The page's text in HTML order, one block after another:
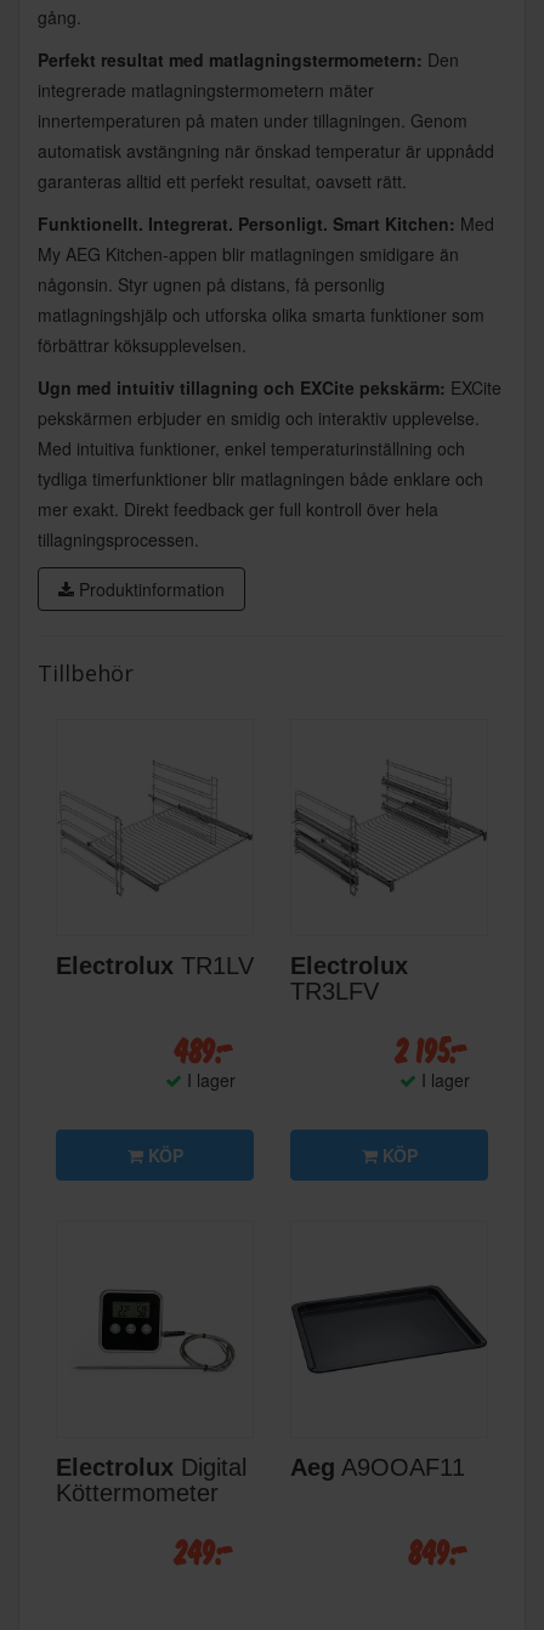
gång.
Perfekt resultat med matlagningstermometern: Den
integrerade matlagningstermometern mäter
innertemperaturen på maten under tillagningen. Genom
automatisk avstängning när önskad temperatur är uppnådd
garanteras alltid ett perfekt resultat, oavsett rätt.
Funktionellt. Integrerat. Personligt. Smart Kitchen: Med
My AEG Kitchen-appen blir matlagningen smidigare än
någonsin. Styr ugnen på distans, få personlig
matlagningshjälp och utforska olika smarta funktioner som
förbättrar köksupplevelsen.
Ugn med intuitiv tillagning och EXCite pekskärm: EXCite
pekskärmen erbjuder en smidig och interaktiv upplevelse.
Med intuitiva funktioner, enkel temperaturinställning och
tydliga timerfunktioner blir matlagningen både enklare och
mer exakt. Direkt feedback ger full kontroll över hela
tillagningsprocessen.
Produktinformation
Tillbehör
Electrolux TR1LV
489:-
I lager
KÖP
Electrolux
TR3LFV
2 195:-
I lager
KÖP
Electrolux Digital
Köttermometer
249:-
Aeg A9OOAF11
849:-